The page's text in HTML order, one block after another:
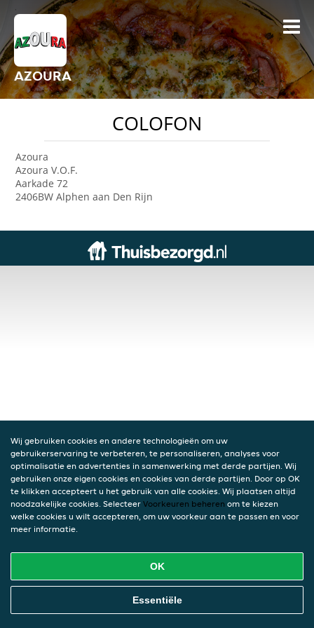
AZOURA
COLOFON
Azoura
Azoura V.O.F.
Aarkade 72
2406BW Alphen aan Den Rijn
Wij gebruiken cookies en andere technologieën om uw
gebruikerservaring te verbeteren, te personaliseren, analyses voor
optimalisatie en advertenties in samenwerking met derde partijen. Wij
gebruiken onze eigen cookies en cookies van derde partijen. Door op OK
te klikken accepteert u het gebruik van alle cookies. Wij plaatsen altijd
noodzakelijke cookies. Selecteer Voorkeuren beheren om te kiezen
welke cookies u wilt accepteren, om uw voorkeur aan te passen en voor
meer informatie.
OK
Essentiële